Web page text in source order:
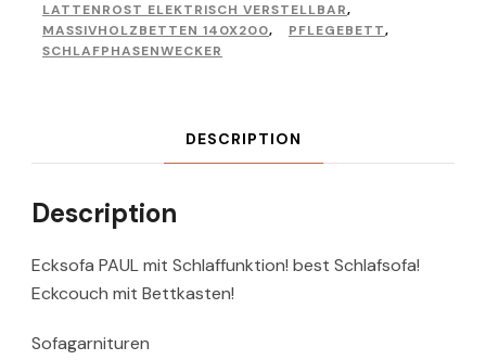
LATTENROST ELEKTRISCH VERSTELLBAR,
MASSIVHOLZBETTEN 140X200, PFLEGEBETT,
SCHLAFPHASENWECKER
DESCRIPTION
Description
Ecksofa PAUL mit Schlaffunktion! best Schlafsofa!
Eckcouch mit Bettkasten!
Sofagarnituren